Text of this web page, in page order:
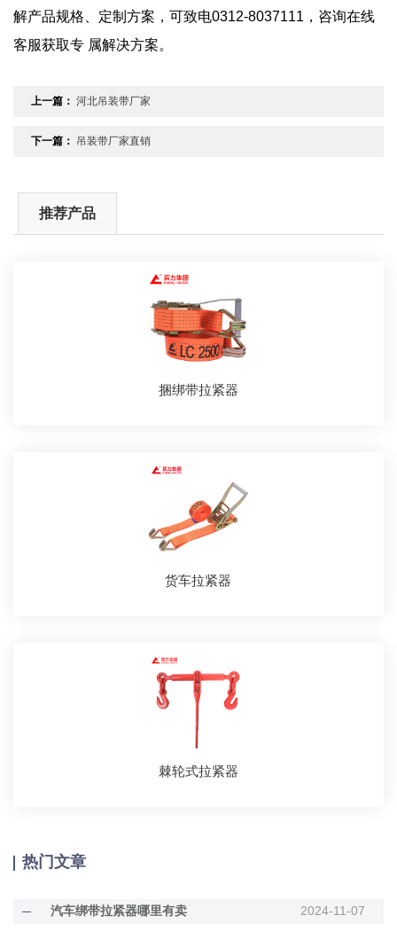
解产品规格、定制方案，可致电0312-8037111，咨询在线
客服获取专 属解决方案。
上一篇： 河北吊装带厂家
下一篇： 吊装带厂家直销
推荐产品
捆绑带拉紧器
货车拉紧器
棘轮式拉紧器
热门文章
汽车绑带拉紧器哪里有卖 2024-11-07